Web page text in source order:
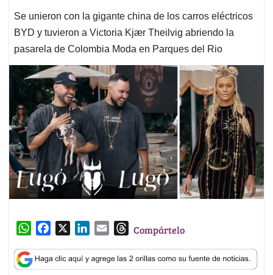
Se unieron con la gigante china de los carros eléctricos
BYD y tuvieron a Victoria Kjær Theilvig abriendo la
pasarela de Colombia Moda en Parques del Rio
W
a
t
c
e
n
k
a
i
T
r
e
Compártelo